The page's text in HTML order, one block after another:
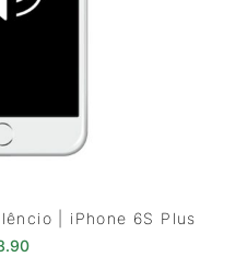
| iPhone 6S Plus